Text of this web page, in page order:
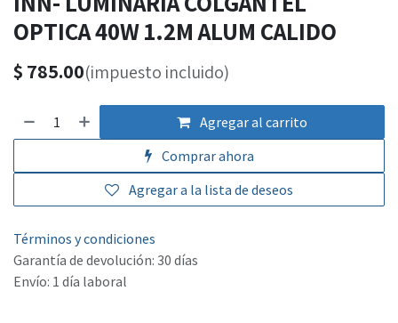
OPTICA 40W 1.2M ALUM CALIDO
$ 785.00(impuesto incluido)
Agregar al carrito
Comprar ahora
Agregar a la lista de deseos
Términos y condiciones
Garantía de devolución: 30 días
Envío: 1 día laboral